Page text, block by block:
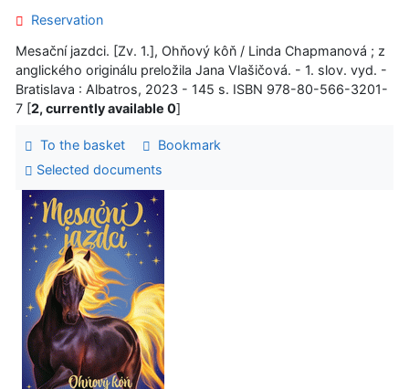
Reservation
Mesační jazdci. [Zv. 1.], Ohňový kôň / Linda Chapmanová ; z
anglického originálu preložila Jana Vlašičová. - 1. slov. vyd. -
Bratislava : Albatros, 2023 - 145 s. ISBN 978-80-566-3201-
7 [2, currently available 0]
To the basket
Bookmark
Selected documents